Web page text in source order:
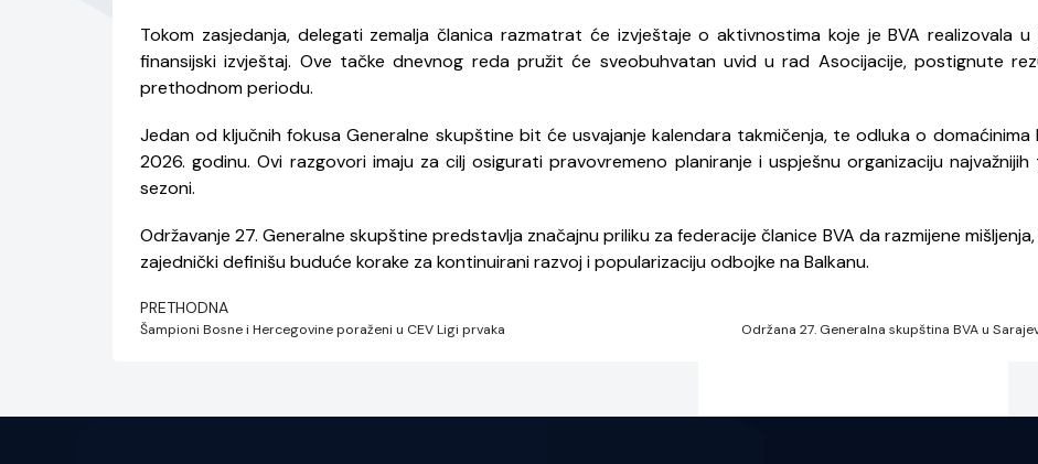
Tokom zasjedanja, delegati zemalja članica razmatrat će izvještaje o aktivnostima koje je BVA realizovala
finansijski izvještaj. Ove tačke dnevnog reda pružit će sveobuhvatan uvid u rad Asocijacije, postignute
prethodnom periodu.
Jedan od ključnih fokusa Generalne skupštine bit će usvajanje kalendara takmičenja, te odluka o
2026. godinu. Ovi razgovori imaju za cilj osigurati pravovremeno planiranje i uspješnu organizaciju
sezoni.
Održavanje 27. Generalne skupštine predstavlja značajnu priliku za federacije članice BVA da razmijene
zajednički definišu buduće korake za kontinuirani razvoj i popularizaciju odbojke na Balkanu.
PRETHODNA
Šampioni Bosne i Hercegovine poraženi u CEV Ligi prvaka